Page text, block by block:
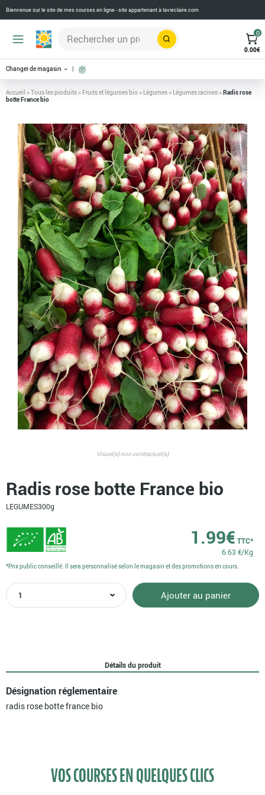
Bienvenue sur le site de mes courses en ligne - site appartenant àlavieclaire.com
Rechercher
0
0.00€
Changer de magasin
Accueil >Tous les produits> Fruits et légumes bio > Légumes> Légumes racines>Radis rose
botte France bio
Visuel(s) non contractuel(s)
Radis rose botte France bio
LEGUMES300g
1.99€ TTC*
6.63 €/Kg
quantité
de
Ajouter au panier
*Prix public conseillé. Il sera personnalisé selon le magasin et des promotions en cours.
Détails du produit
Désignation réglementaire
radis rose botte france bio
VOS COURSES EN QUELQUES CLICS